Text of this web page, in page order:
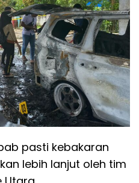
pasti kebakaran
lebih lanjut oleh tim